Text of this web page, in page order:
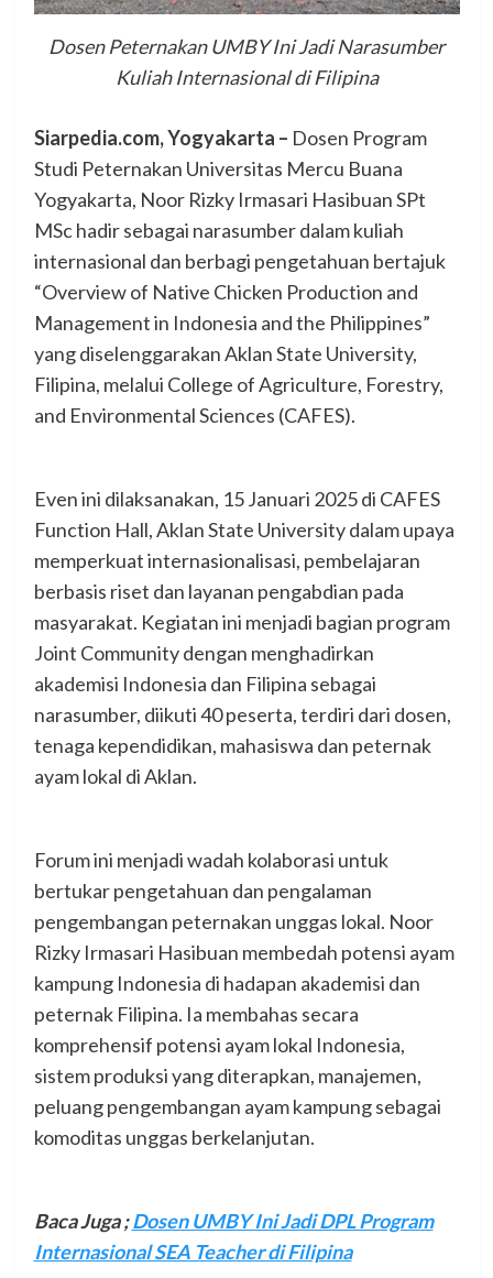
Dosen Peternakan UMBY Ini Jadi Narasumber
Kuliah Internasional di Filipina
Siarpedia.com, Yogyakarta – Dosen Program
Studi Peternakan Universitas Mercu Buana
Yogyakarta, Noor Rizky Irmasari Hasibuan SPt
MSc hadir sebagai narasumber dalam kuliah
internasional dan berbagi pengetahuan bertajuk
“Overview of Native Chicken Production and
Management in Indonesia and the Philippines”
yang diselenggarakan Aklan State University,
Filipina, melalui College of Agriculture, Forestry,
and Environmental Sciences (CAFES).
Even ini dilaksanakan, 15 Januari 2025 di CAFES
Function Hall, Aklan State University dalam upaya
memperkuat internasionalisasi, pembelajaran
berbasis riset dan layanan pengabdian pada
masyarakat. Kegiatan ini menjadi bagian program
Joint Community dengan menghadirkan
akademisi Indonesia dan Filipina sebagai
narasumber, diikuti 40 peserta, terdiri dari dosen,
tenaga kependidikan, mahasiswa dan peternak
ayam lokal di Aklan.
Forum ini menjadi wadah kolaborasi untuk
bertukar pengetahuan dan pengalaman
pengembangan peternakan unggas lokal. Noor
Rizky Irmasari Hasibuan membedah potensi ayam
kampung Indonesia di hadapan akademisi dan
peternak Filipina. Ia membahas secara
komprehensif potensi ayam lokal Indonesia,
sistem produksi yang diterapkan, manajemen,
peluang pengembangan ayam kampung sebagai
komoditas unggas berkelanjutan.
Baca Juga ; Dosen UMBY Ini Jadi DPL Program
Internasional SEA Teacher di Filipina